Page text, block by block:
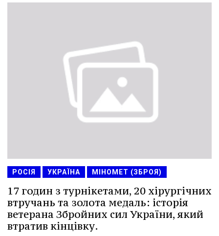
РОСІЯ УКРАЇНА МІНОМЕТ (ЗБРОЯ)
17 годин з турнікетами, 20 хірургічних
втручань та золота медаль: історія
ветерана Збройних сил України, який
втратив кінцівку.